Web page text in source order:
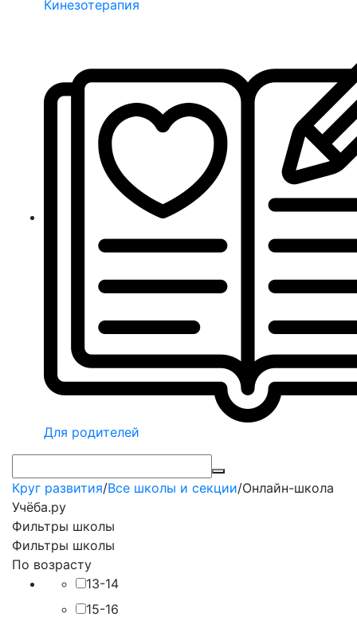
Кинезотерапия
Для родителей
Круг развития/Все школы и секции/Онлайн-школа
Учёба.ру
Фильтры школы
Фильтры школы
По возрасту
13-14
15-16